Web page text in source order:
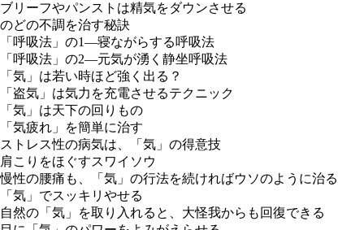
ブリーフやパンストは精気をダウンさせる
のどの不調を治す秘訣
「呼吸法」の1―寝ながらする呼吸法
「呼吸法」の2―元気が湧く静坐呼吸法
「気」は若い時ほど強く出る？
「盗気」は気力を充電させるテクニック
「気」は天下の回りもの
「気疲れ」を簡単に治す
ストレス性の病気は、「気」の得意技
肩こりをほぐすスワイソウ
慢性の腰痛も、「気」の行法を続ければウソのように治る
「気」でスッキリやせる
自然の「気」を取り入れると、大怪我からも回復できる